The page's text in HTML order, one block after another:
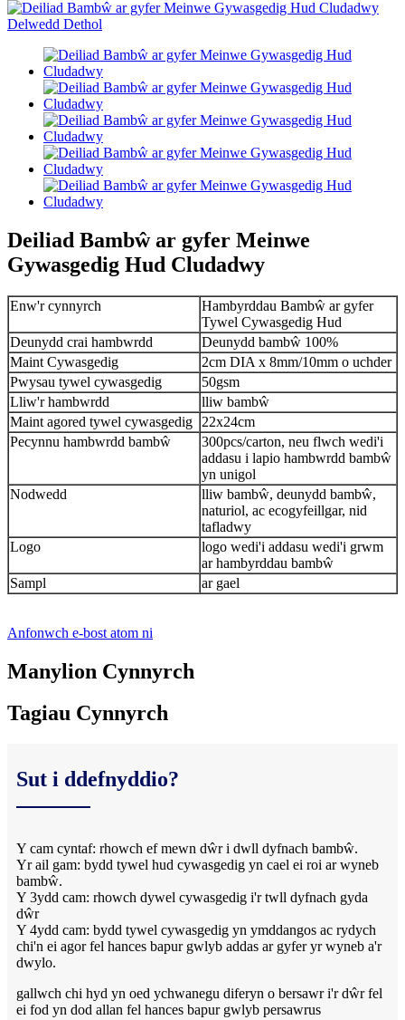
Deiliad Bambŵ ar gyfer Meinwe
Gywasgedig Hud Cludadwy
Enw'r cynnyrch
Hambyrddau Bambŵ ar gyfer
Tywel Cywasgedig Hud
Deunydd crai hambwrdd
Deunydd bambŵ 100%
Maint Cywasgedig
2cm DIA x 8mm/10mm o uchder
Pwysau tywel cywasgedig
50gsm
Lliw'r hambwrdd
lliw bambŵ
Maint agored tywel cywasgedig
22x24cm
Pecynnu hambwrdd bambŵ
300pcs/carton, neu flwch wedi'i
addasu i lapio hambwrdd bambŵ
yn unigol
Nodwedd
lliw bambŵ, deunydd bambŵ,
naturiol, ac ecogyfeillgar, nid
tafladwy
Logo
logo wedi'i addasu wedi'i grwm
ar hambyrddau bambŵ
Sampl
ar gael
Anfonwch e-bost atom ni
Manylion Cynnyrch
Tagiau Cynnyrch
Sut i ddefnyddio?
Y cam cyntaf: rhowch ef mewn dŵr i dwll dyfnach bambŵ.
Yr ail gam: bydd tywel hud cywasgedig yn cael ei roi ar wyneb
bambŵ.
Y 3ydd cam: rhowch dywel cywasgedig i'r twll dyfnach gyda
dŵr
Y 4ydd cam: bydd tywel cywasgedig yn ymddangos ac rydych
chi'n ei agor fel hances bapur gwlyb addas ar gyfer yr wyneb a'r
dwylo.
gallwch chi hyd yn oed ychwanegu diferyn o bersawr i'r dŵr fel
ei fod yn dod allan fel hances bapur gwlyb persawrus